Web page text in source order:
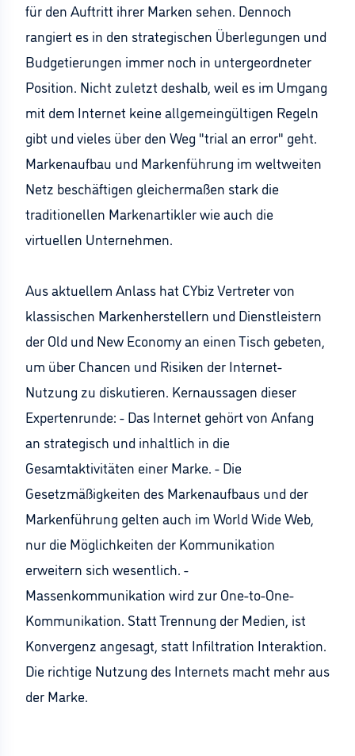
für den Auftritt ihrer Marken sehen. Dennoch
rangiert es in den strategischen Überlegungen und
Budgetierungen immer noch in untergeordneter
Position. Nicht zuletzt deshalb, weil es im Umgang
mit dem Internet keine allgemeingültigen Regeln
gibt und vieles über den Weg "trial an error" geht.
Markenaufbau und Markenführung im weltweiten
Netz beschäftigen gleichermaßen stark die
traditionellen Markenartikler wie auch die
virtuellen Unternehmen.
Aus aktuellem Anlass hat CYbiz Vertreter von
klassischen Markenherstellern und Dienstleistern
der Old und New Economy an einen Tisch gebeten,
um über Chancen und Risiken der Internet-
Nutzung zu diskutieren. Kernaussagen dieser
Expertenrunde: - Das Internet gehört von Anfang
an strategisch und inhaltlich in die
Gesamtaktivitäten einer Marke. - Die
Gesetzmäßigkeiten des Markenaufbaus und der
Markenführung gelten auch im World Wide Web,
nur die Möglichkeiten der Kommunikation
erweitern sich wesentlich. -
Massenkommunikation wird zur One-to-One-
Kommunikation. Statt Trennung der Medien, ist
Konvergenz angesagt, statt Infiltration Interaktion.
Die richtige Nutzung des Internets macht mehr aus
der Marke.